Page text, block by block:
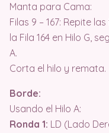
Manta para Cama:
Filas 9 – 167: Repite
la Fila 164 en Hilo G,
A.
Corta el hilo y remata.
Borde:
Usando el Hilo A:
Ronda 1: LD (Lado